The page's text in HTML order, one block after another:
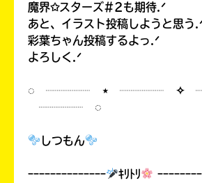
魔界✩スターズ#2も期待.ᐟ
あと、イラスト投稿しようと思う
彩葉ちゃん投稿するよっ.ᐟ
よろしく.ᐟ
◌ ┈┈┈┈ ⋆ ┈┈┈┈ ✧
┈┈┈┈ ◌
しつもん
ｰｰｰｰｰｰｰｰｰｰｰｰｰｰ ｷﾘﾄﾘ
ｰｰｰｰｰｰｰ